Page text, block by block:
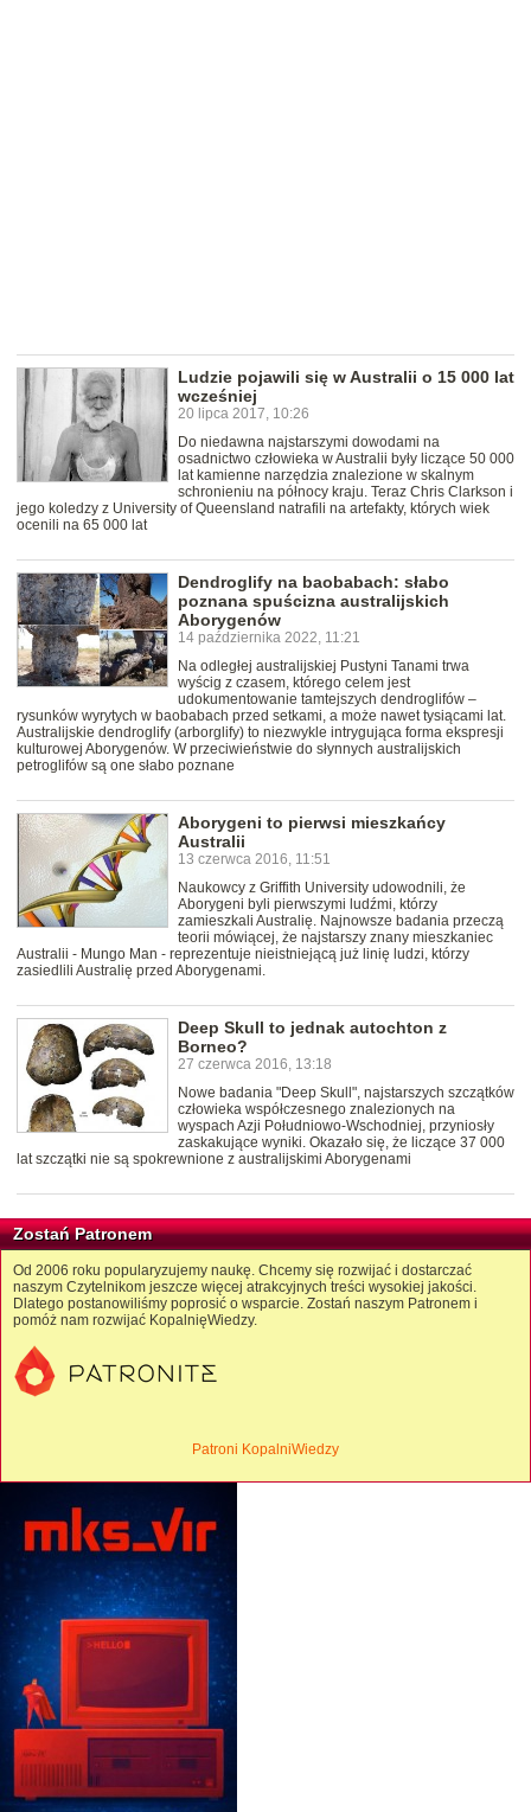
Ludzie pojawili się w Australii o 15 000 lat
wcześniej
20 lipca 2017, 10:26
Do niedawna najstarszymi dowodami na
osadnictwo człowieka w Australii były liczące 50 000
lat kamienne narzędzia znalezione w skalnym
schronieniu na północy kraju. Teraz Chris Clarkson i
jego koledzy z University of Queensland natrafili na artefakty, których wiek
ocenili na 65 000 lat
Dendroglify na baobabach: słabo
poznana spuścizna australijskich
Aborygenów
14 października 2022, 11:21
Na odległej australijskiej Pustyni Tanami trwa
wyścig z czasem, którego celem jest
udokumentowanie tamtejszych dendroglifów –
rysunków wyrytych w baobabach przed setkami, a może nawet tysiącami lat.
Australijskie dendroglify (arborglify) to niezwykle intrygująca forma ekspresji
kulturowej Aborygenów. W przeciwieństwie do słynnych australijskich
petroglifów są one słabo poznane
Aborygeni to pierwsi mieszkańcy
Australii
13 czerwca 2016, 11:51
Naukowcy z Griffith University udowodnili, że
Aborygeni byli pierwszymi ludźmi, którzy
zamieszkali Australię. Najnowsze badania przeczą
teorii mówiącej, że najstarszy znany mieszkaniec
Australii - Mungo Man - reprezentuje nieistniejącą już linię ludzi, którzy
zasiedlili Australię przed Aborygenami.
Deep Skull to jednak autochton z
Borneo?
27 czerwca 2016, 13:18
Nowe badania "Deep Skull", najstarszych szczątków
człowieka współczesnego znalezionych na
wyspach Azji Południowo-Wschodniej, przyniosły
zaskakujące wyniki. Okazało się, że liczące 37 000
lat szczątki nie są spokrewnione z australijskimi Aborygenami
Zostań Patronem
Od 2006 roku popularyzujemy naukę. Chcemy się rozwijać i dostarczać
naszym Czytelnikom jeszcze więcej atrakcyjnych treści wysokiej jakości.
Dlatego postanowiliśmy poprosić o wsparcie. Zostań naszym Patronem i
pomóż nam rozwijać KopalnięWiedzy.
Patroni KopalniWiedzy